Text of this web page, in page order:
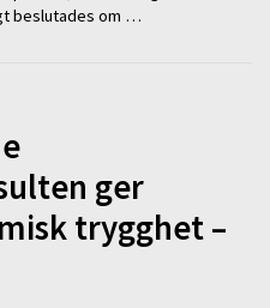
beslutades om …
ger
trygghet –